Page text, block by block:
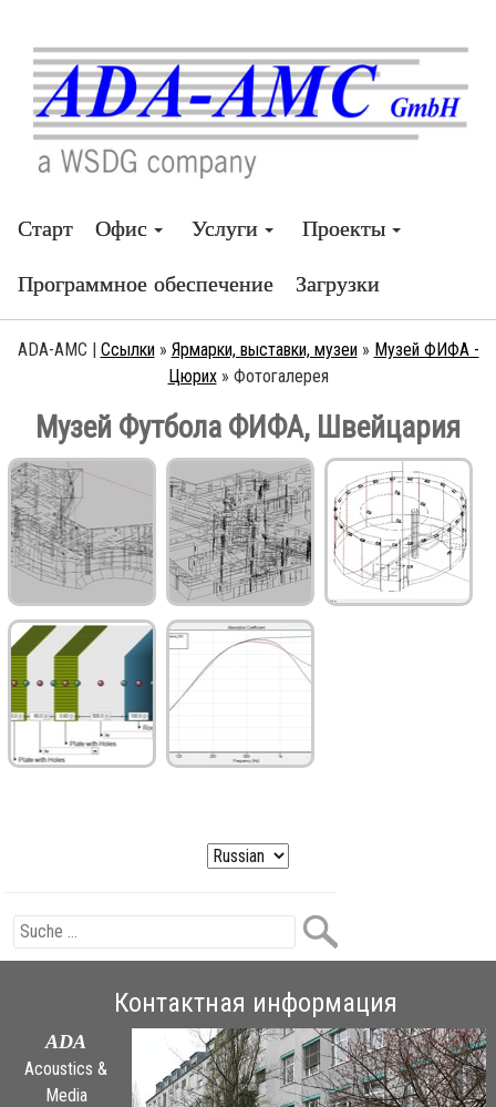
Старт Офис Услуги Проекты
Программное обеспечение Загрузки
ADA-AMC | Ссылки » Ярмарки, выставки, музеи » Музей ФИФА -
Цюрих » Фотогалерея
Музей Футбола ФИФА, Швейцария
Контактная информация
ADA
Acoustics &
Media